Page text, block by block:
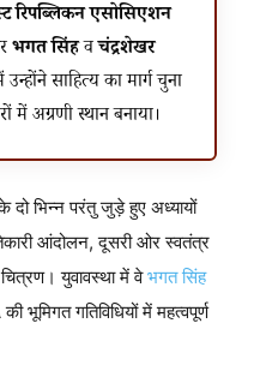
रिपब्लिकन एसोसिएशन
भगत सिंहवचंद्रशेखर
साहित्य का मार्ग चुना
में अग्रणी स्थान बनाया।
दो भिन्न परंतु जुड़े हुए अध्यायों
आंदोलन, दूसरी ओर स्वतंत्र
युवावस्था में वेभगत सिंह
भूमिगत गतिविधियों में महत्वपूर्ण